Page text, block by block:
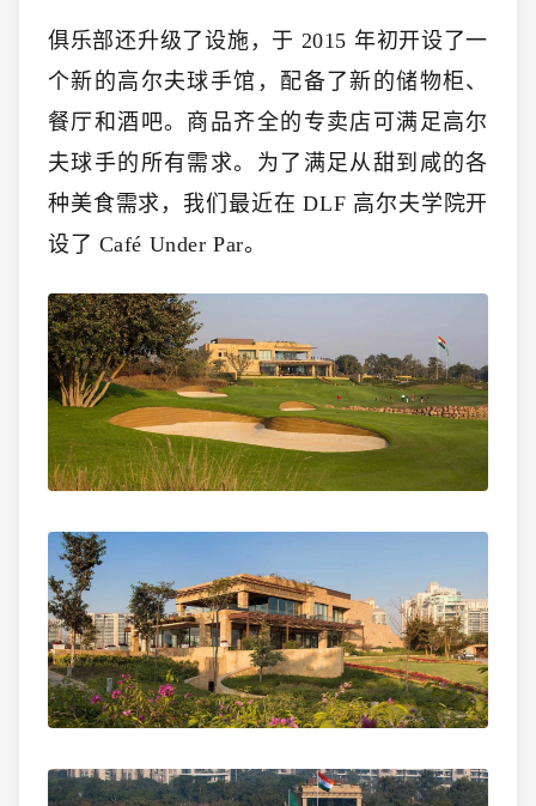
俱乐部还升级了设施，于 2015 年初开设了一
个新的高尔夫球手馆，配备了新的储物柜、
餐厅和酒吧。 商品齐全的专卖店可满足高尔
夫球手的所有需求。 为了满足从甜到咸的各
种美食需求，我们最近在 DLF 高尔夫学院开
设了 Café Under Par。